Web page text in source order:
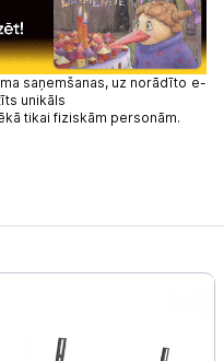
saņemšanas, uz norādīto e-
unikāls
tikai fiziskām personām.